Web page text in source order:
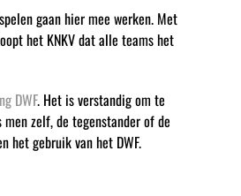
gaan hier mee werken. Met
het KNKV dat alle teams het
DWF. Het is verstandig om te
zelf, de tegenstander of de
het gebruik van het DWF.